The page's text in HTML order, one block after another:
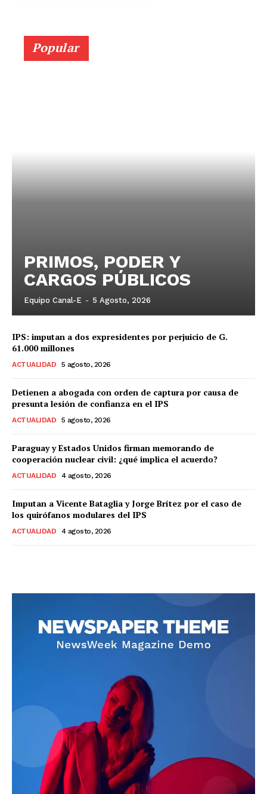
Popular
PRIMOS, PODER Y
CARGOS PÚBLICOS
Equipo Canal-E - 5 Agosto, 2026
IPS: imputan a dos expresidentes por perjuicio de G.
61.000 millones
ACTUALIDAD 5 agosto, 2026
Detienen a abogada con orden de captura por causa de
presunta lesión de confianza en el IPS
ACTUALIDAD 5 agosto, 2026
Paraguay y Estados Unidos firman memorando de
cooperación nuclear civil: ¿qué implica el acuerdo?
ACTUALIDAD 4 agosto, 2026
Imputan a Vicente Bataglia y Jorge Brítez por el caso de
los quirófanos modulares del IPS
ACTUALIDAD 4 agosto, 2026